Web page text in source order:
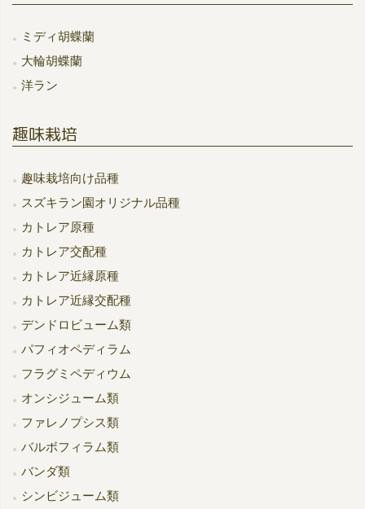
ミディ胡蝶蘭
大輪胡蝶蘭
洋ラン
趣味栽培
趣味栽培向け品種
スズキラン園オリジナル品種
カトレア原種
カトレア交配種
カトレア近縁原種
カトレア近縁交配種
デンドロビューム類
パフィオペディラム
フラグミペディウム
オンシジューム類
ファレノプシス類
バルボフィラム類
バンダ類
シンビジューム類